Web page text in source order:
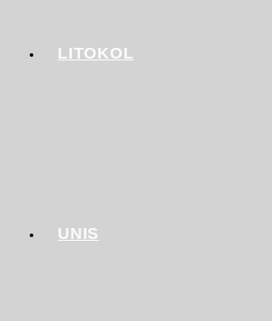
LITOKOL
UNIS